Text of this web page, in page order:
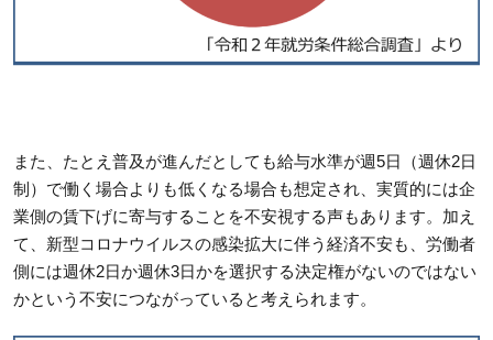
また、たとえ普及が進んだとしても給与水準が週5日（週休2日
制）で働く場合よりも低くなる場合も想定され、実質的には企
業側の賃下げに寄与することを不安視する声もあります。加え
て、新型コロナウイルスの感染拡大に伴う経済不安も、労働者
側には週休2日か週休3日かを選択する決定権がないのではない
かという不安につながっていると考えられます。